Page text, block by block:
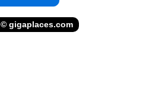
© gigaplaces.com